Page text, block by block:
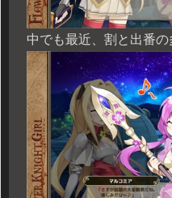
中でも最近、割と出番の